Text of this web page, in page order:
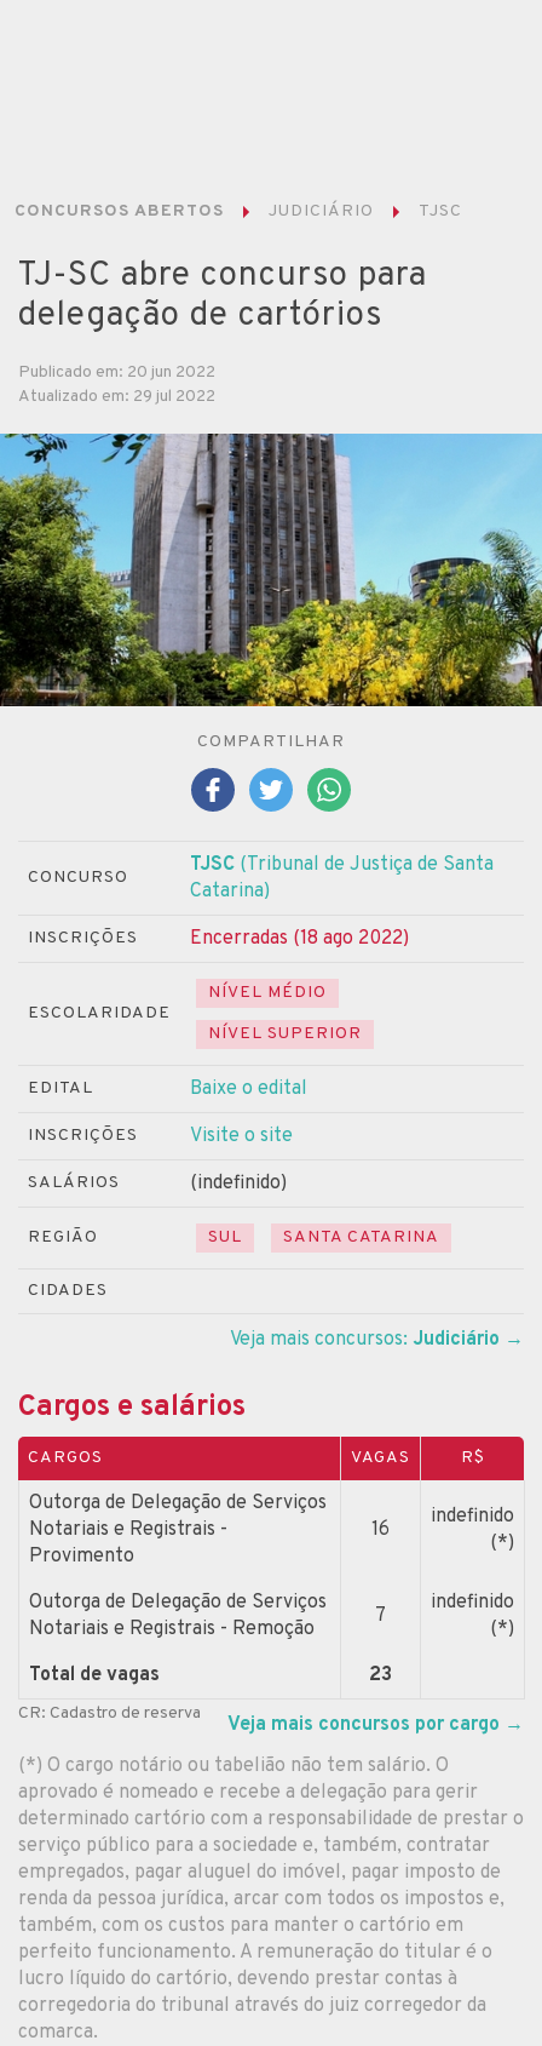
CONCURSOS ABERTOS JUDICIÁRIO TJSC
TJ-SC abre concurso para
delegação de cartórios
Publicado em: 20 jun 2022
Atualizado em: 29 jul 2022
COMPARTILHAR
CONCURSO
TJSC (Tribunal de Justiça de Santa
Catarina)
INSCRIÇÕES Encerradas (18 ago 2022)
ESCOLARIDADE
NÍVEL MÉDIO
NÍVEL SUPERIOR
EDITAL Baixe o edital
INSCRIÇÕES Visite o site
SALÁRIOS (indefinido)
REGIÃO SUL SANTA CATARINA
CIDADES
Veja mais concursos: Judiciário →
Cargos e salários
CARGOS VAGAS R$
Outorga de Delegação de Serviços
Notariais e Registrais -
Provimento
16
indefinido
(*)
Outorga de Delegação de Serviços
Notariais e Registrais - Remoção
7
indefinido
(*)
Total de vagas
23
CR: Cadastro de reserva Veja mais concursos por cargo →
(*) O cargo notário ou tabelião não tem salário. O
aprovado é nomeado e recebe a delegação para gerir
determinado cartório com a responsabilidade de prestar o
serviço público para a sociedade e, também, contratar
empregados, pagar aluguel do imóvel, pagar imposto de
renda da pessoa jurídica, arcar com todos os impostos e,
também, com os custos para manter o cartório em
perfeito funcionamento. A remuneração do titular é o
lucro líquido do cartório, devendo prestar contas à
corregedoria do tribunal através do juiz corregedor da
comarca.